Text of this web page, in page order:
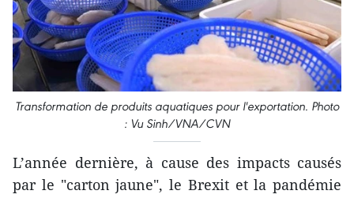
Transformation de produits aquatiques pour l'exportation. Photo
: Vu Sinh/VNA/CVN
L’année dernière, à cause des impacts causés
par le "carton jaune", le Brexit et la pandémie